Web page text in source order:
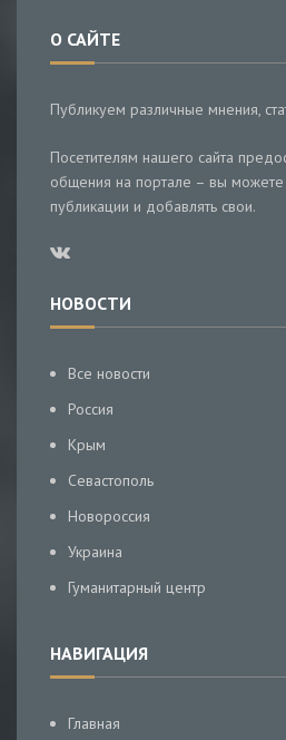
О САЙТЕ
Публикуем различные мнения,
Посетителям нашего сайта
общения на портале – вы можете
публикации и добавлять свои.
НОВОСТИ
Все новости
Россия
Крым
Севастополь
Новороссия
Украина
Гуманитарный центр
НАВИГАЦИЯ
Главная